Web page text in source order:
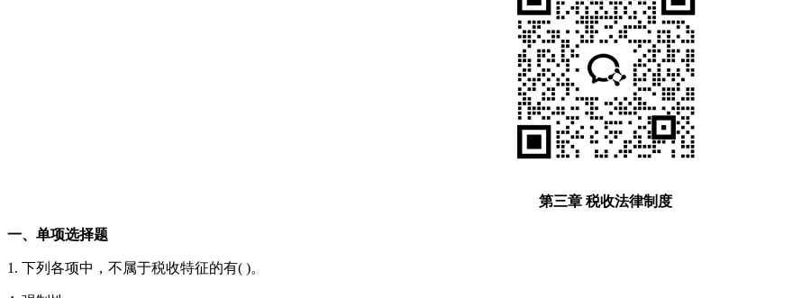
第三章 税收法律制度
一、单项选择题
1. 下列各项中，不属于税收特征的有( )。